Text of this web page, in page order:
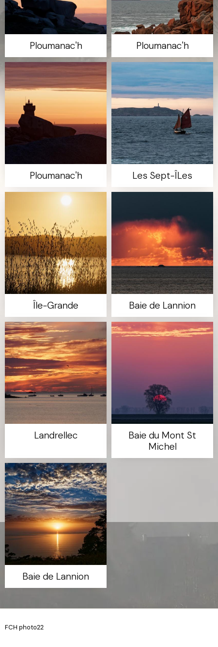
Ploumanac'h Ploumanac'h
Ploumanac'h Les Sept-ÎLes
Île-Grande Baie de Lannion
Landrellec
Baie du Mont St
Michel
Baie de Lannion
FCH photo22